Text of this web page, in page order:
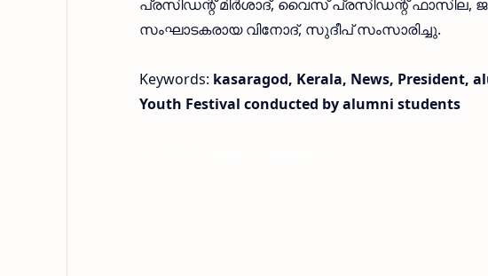
പ്രസിഡന്റ് മിര്‍ശാദ്, വൈസ് പ്രസിഡന്റ്
സംഘാടകരായ വിനോദ്, സുദീപ് സംസാരിച്ചു.
Keywords: kasaragod, Kerala, News, President,
Youth Festival conducted by alumni students